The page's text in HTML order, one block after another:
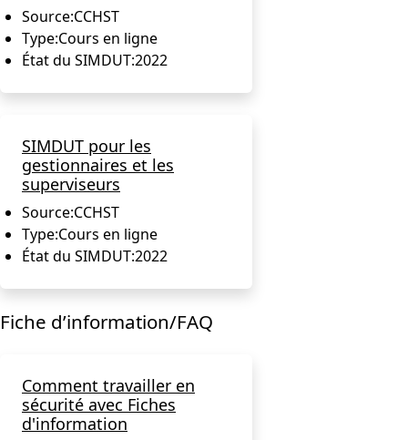
Source:CCHST
Type:Cours en ligne
État du SIMDUT:2022
SIMDUT pour les
gestionnaires et les
superviseurs
Source:CCHST
Type:Cours en ligne
État du SIMDUT:2022
Fiche d’information/FAQ
Comment travailler en
sécurité avec Fiches
d'information